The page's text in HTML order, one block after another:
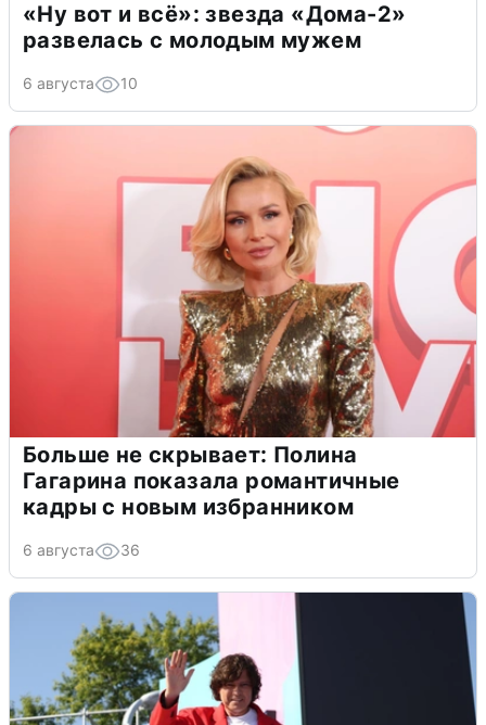
«Ну вот и всё»: звезда «Дома-2»
развелась с молодым мужем
6 августа 10
Больше не скрывает: Полина
Гагарина показала романтичные
кадры с новым избранником
6 августа 36